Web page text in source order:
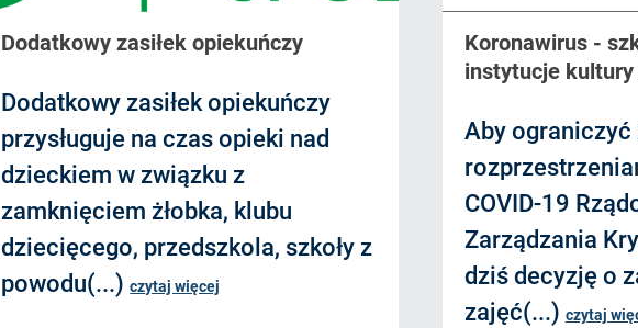
Dodatkowy zasiłek opiekuńczy
Dodatkowy zasiłek opiekuńczy
przysługuje na czas opieki nad
dzieckiem w związku z
zamknięciem żłobka, klubu
dziecięcego, przedszkola, szkoły z
powodu(...)czytaj więcej
Koronawirus -
instytucje
Aby ograniczyć
COVID-19
Zarządzania
dziś decyzję o
zajęć(...) czytaj